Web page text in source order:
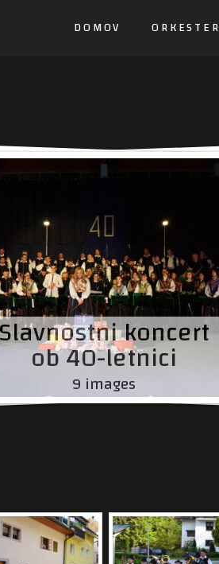
DOMOV ORKESTER
koncert
ob 40-letnici
9 images